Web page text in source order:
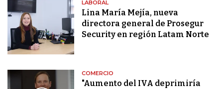
LABORAL
Lina María Mejía, nueva
directora general de Prosegur
Security en región Latam Norte
COMERCIO
"Aumento del IVA deprimiría